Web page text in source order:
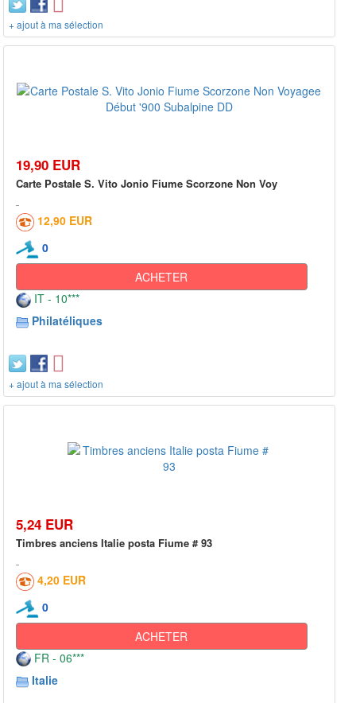
+ ajout à ma sélection
19,90 EUR
Carte Postale S. Vito Jonio Fiume Scorzone Non Voy
12,90 EUR
0
ACHETER
IT - 10***
Philatéliques
+ ajout à ma sélection
5,24 EUR
Timbres anciens Italie posta Fiume # 93
4,20 EUR
0
ACHETER
FR - 06***
Italie